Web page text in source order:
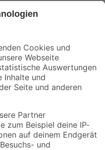
Aktionen mehr verpassen!